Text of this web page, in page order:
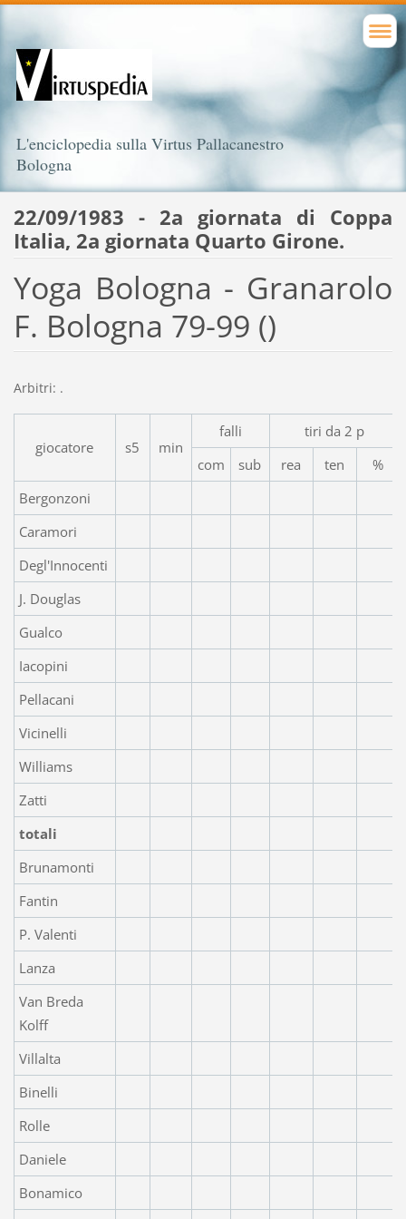
L'enciclopedia sulla Virtus Pallacanestro
Bologna
22/09/1983 - 2a giornata di Coppa
Italia, 2a giornata Quarto Girone.
Yoga Bologna - Granarolo
F. Bologna 79-99 ()
Arbitri: .
giocatore s5 min
falli
tiri da 2 p
com
sub rea ten
%
Bergonzoni
Caramori
Degl'Innocenti
J. Douglas
Gualco
Iacopini
Pellacani
Vicinelli
Williams
Zatti
totali
Brunamonti
Fantin
P. Valenti
Lanza
Van Breda
Kolff
Villalta
Binelli
Rolle
Daniele
Bonamico